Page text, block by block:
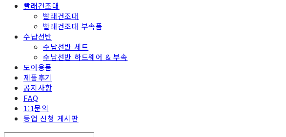
빨래건조대
빨래건조대
빨래건조대 부속품
수납선반
수납선반 세트
수납선반 하드웨어 & 부속
도어용품
제품후기
공지사항
FAQ
1:1문의
등업 신청 게시판